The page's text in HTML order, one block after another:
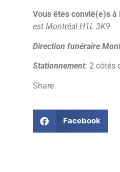
Vous êtes convié(e)s
est Montréal H1L 3K9
Direction funéraire
Stationnement: 2 côtés
Share
Facebook